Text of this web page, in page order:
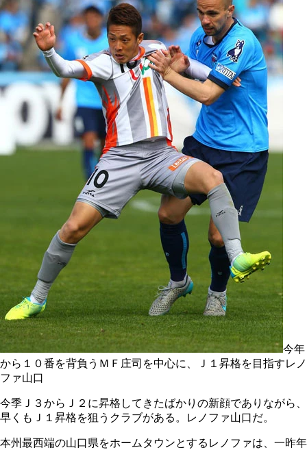
今年
から１０番を背負うＭＦ庄司を中心に、Ｊ１昇格を目指すレノ
ファ山口
今季Ｊ３からＪ２に昇格してきたばかりの新顔でありながら、
早くもＪ１昇格を狙うクラブがある。レノファ山口だ。
本州最西端の山口県をホームタウンとするレノファは、一昨年